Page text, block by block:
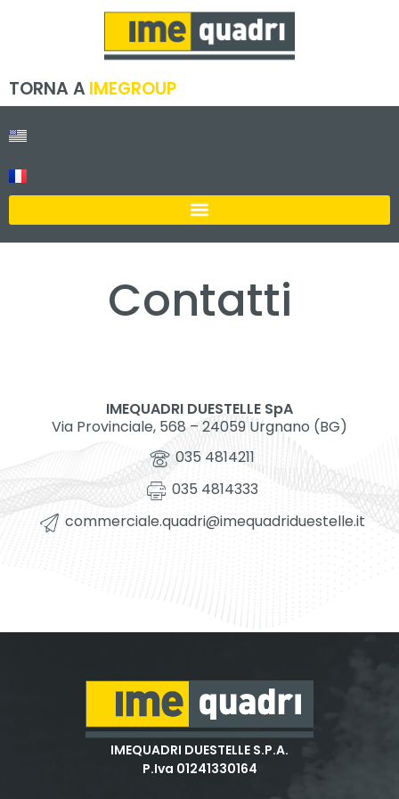
TORNA AIMEGROUP
Contatti
IMEQUADRI DUESTELLE SpA
Via Provinciale, 568 – 24059 Urgnano (BG)
035 4814211
035 4814333
commerciale.quadri@imequadriduestelle.it
IMEQUADRI DUESTELLE S.P.A.
P.Iva 01241330164